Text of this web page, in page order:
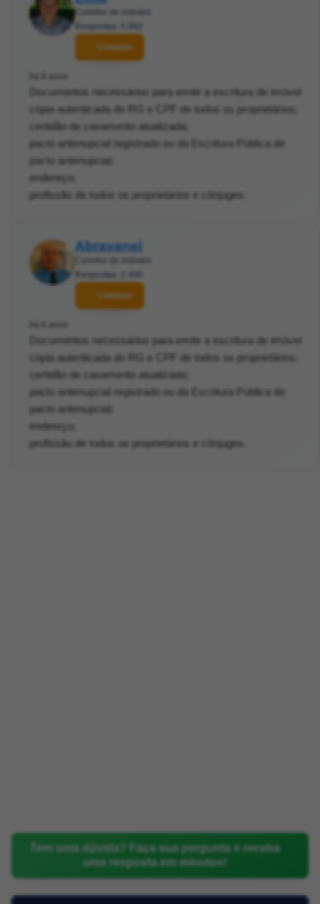
Corretor de imóveis
Respostas: 5.882
Contatar
há 6 anos
Documentos necessários para emitir a escritura de imóvel
cópia autenticada do RG e CPF de todos os proprietários;
certidão de casamento atualizada;
pacto antenupcial registrado ou da Escritura Pública de
pacto antenupcial;
endereço;
profissão de todos os proprietários e cônjuges.
Abravanel
Corretor de imóveis
Respostas: 2.400
Contatar
há 6 anos
Documentos necessários para emitir a escritura de imóvel
cópia autenticada do RG e CPF de todos os proprietários;
certidão de casamento atualizada;
pacto antenupcial registrado ou da Escritura Pública de
pacto antenupcial;
endereço;
profissão de todos os proprietários e cônjuges.
Tem uma dúvida? Faça sua pergunta e receba
uma resposta em minutos!